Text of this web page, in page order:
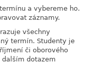
a vybereme ho.
záznamy.
všechny
termín. Studenty je
či oborového
dalším dotazem